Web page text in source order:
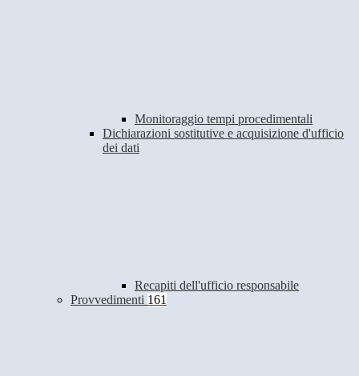
Monitoraggio tempi procedimentali
Dichiarazioni sostitutive e acquisizione d'ufficio
dei dati
Recapiti dell'ufficio responsabile
Provvedimenti 161